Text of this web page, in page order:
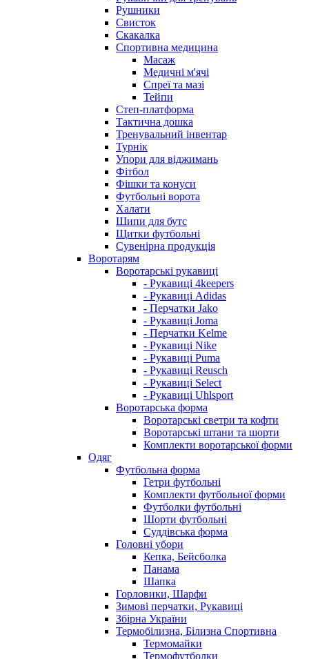
Рушники
Свисток
Скакалка
Спортивна медицина
Масаж
Медичні м'ячі
Спреї та мазі
Тейпи
Степ-платформа
Тактична дошка
Тренувальний інвентар
Турнік
Упори для віджимань
Фітбол
Фішки та конуси
Футбольні ворота
Халати
Шипи для бутс
Щитки футбольні
Сувенірна продукція
Воротарям
Воротарські рукавиці
- Рукавиці 4keepers
- Рукавиці Adidas
- Перчатки Jako
- Рукавиці Joma
- Перчатки Kelme
- Рукавиці Nike
- Рукавиці Puma
- Рукавиці Reusch
- Рукавиці Select
- Рукавиці Uhlsport
Воротарська форма
Воротарські светри та кофти
Воротарські штани та шорти
Комплекти воротарської форми
Одяг
Футбольна форма
Гетри футбольні
Комплекти футбольної форми
Футболки футбольні
Шорти футбольні
Суддівська форма
Головні убори
Кепка, Бейсболка
Панама
Шапка
Горловики, Шарфи
Зимові перчатки, Рукавиці
Збірна України
Термобілизна, Білизна Спортивна
Термомайки
Термофутболки